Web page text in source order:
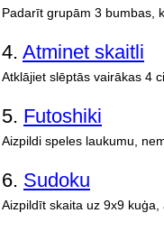
Padarīt grupām 3 bumbas,
4. Atminet skaitli
Atklājiet slēptās vairākas 4
5. Futoshiki
Aizpildi speles laukumu,
6. Sudoku
Aizpildīt skaita uz 9x9 kuģa,